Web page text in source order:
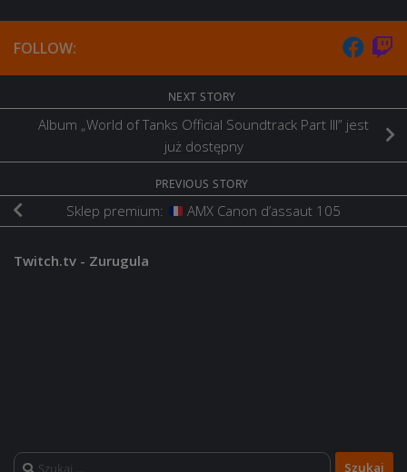
FOLLOW:
NEXT STORY
Album „World of Tanks Official Soundtrack Part III” jest
już dostępny
PREVIOUS STORY
Sklep premium: AMX Canon d’assaut 105
Twitch.tv - Zurugula
Szukaj: